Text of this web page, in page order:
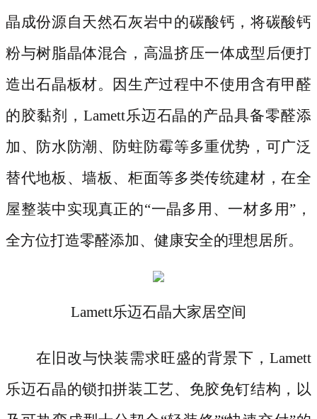
晶成份源自天然石灰岩中的碳酸钙，将碳酸钙
粉与树脂晶体混合，高温挤压一体成型后便打
造出石晶板材。因生产过程中不使用含有甲醛
的胶黏剂，Lamett乐迈石晶的产品具备零醛添
加、防水防潮、防蛀防霉等多重优势，可广泛
替代地板、墙板、柜面等多类传统建材，在全
屋整装中实现真正的“一晶多用、一材多用”，
全方位打造零醛添加、健康安全的理想居所。
Lamett乐迈石晶大家居空间
在旧改与快装需求旺盛的背景下， Lamett
乐迈石晶的锁扣拼装工艺、免胶免钉结构，以